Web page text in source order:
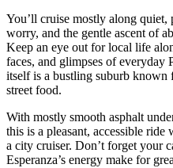
You’ll cruise mostly along quiet,
worry, and the gentle ascent of
Keep an eye out for local life
faces, and glimpses of everyday
itself is a bustling suburb known
street food.
With mostly smooth asphalt
this is a pleasant, accessible ride
a city cruiser. Don’t forget your
Esperanza’s energy make for